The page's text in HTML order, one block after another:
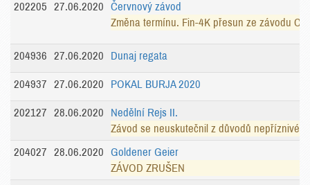
202205
27.06.2020
Červnový závod
Změna termínu. Fin-4K přesun ze závodu
204936 27.06.2020 Dunaj regata
204937 27.06.2020 POKAL BURJA 2020
202127 28.06.2020
Nedělní Rejs II.
Závod se neuskutečnil z důvodů
204027
28.06.2020
Goldener Geier
ZÁVOD ZRUŠEN